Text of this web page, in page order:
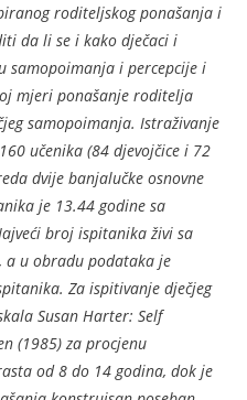
roditeljskog ponašanja i
da li se i kako dječaci i
samopoimanja i percepcije i
mjeri ponašanje roditelja
samopoimanja. Istraživanje
učenika (84 djevojčice i 72
dvije banjalučke osnovne
je 13.44 godine sa
broj ispitanika živi sa
a u obradu podataka je
Za ispitivanje dječjeg
Susan Harter: Self
(1985) za procjenu
od 8 do 14 godina, dok je